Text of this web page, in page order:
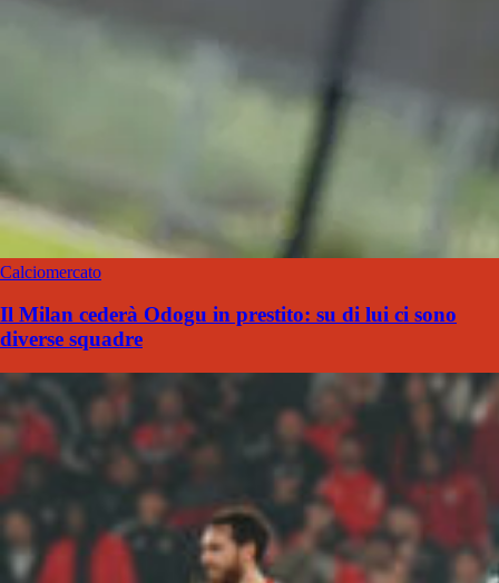
Calciomercato
Il Milan cederà Odogu in prestito: su di lui ci sono
diverse squadre